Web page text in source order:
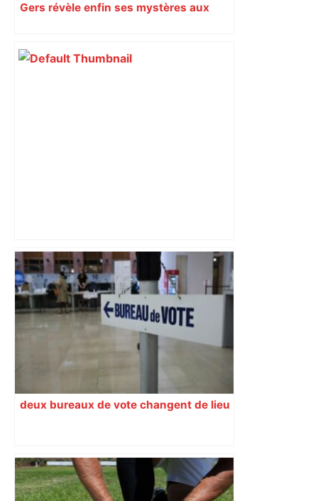
Gers révèle enfin ses mystères aux
DIRECT. Toulouse – Montpellier : suivez
le match – Linternaute.com
deux bureaux de vote changent de lieu